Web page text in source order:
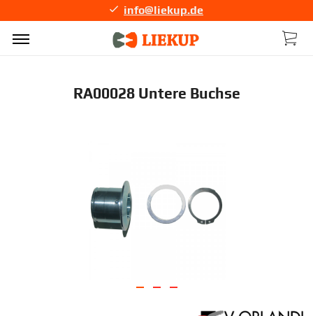
info@liekup.de
RA00028 Untere Buchse